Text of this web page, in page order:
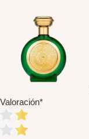
Valoración*